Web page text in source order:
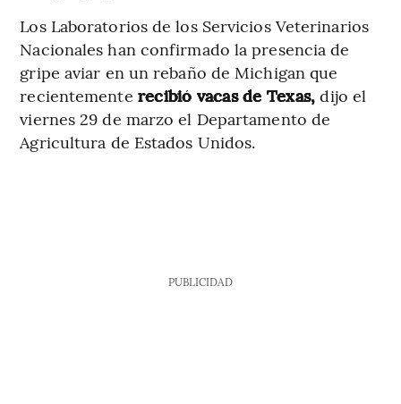
Los Laboratorios de los Servicios Veterinarios
Nacionales han confirmado la presencia de
gripe aviar en un rebaño de Michigan que
recientemente recibió vacas de Texas, dijo el
viernes 29 de marzo el Departamento de
Agricultura de Estados Unidos.
PUBLICIDAD